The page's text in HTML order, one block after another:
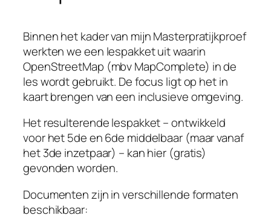
Binnen het kader van mijn Masterpratijkproef
werkten we een lespakket uit waarin
OpenStreetMap (mbv MapComplete) in de
les wordt gebruikt. De focus ligt op het in
kaart brengen van een inclusieve omgeving.
Het resulterende lespakket – ontwikkeld
voor het 5de en 6de middelbaar (maar vanaf
het 3de inzetpaar) – kan hier (gratis)
gevonden worden.
Documenten zijn in verschillende formaten
beschikbaar: